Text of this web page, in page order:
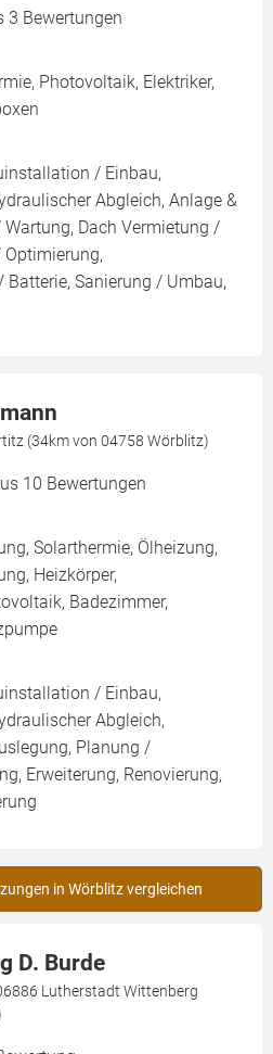
3 Bewertungen
Photovoltaik, Elektriker,
/ Einbau,
Abgleich, Anlage &
Dach Vermietung /
Batterie, Sanierung / Umbau,
(34km von 04758 Wörblitz)
10 Bewertungen
Solarthermie, Ölheizung,
Heizkörper,
Badezimmer,
/ Einbau,
Abgleich,
Planung /
Erweiterung, Renovierung,
in Wörblitz vergleichen
D. Burde
Lutherstadt Wittenberg